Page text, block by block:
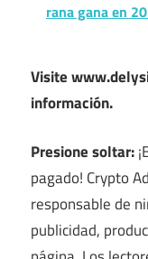
rana gana en
Visite
información.
Presione soltar:
pagado! Crypto
responsable de
publicidad,